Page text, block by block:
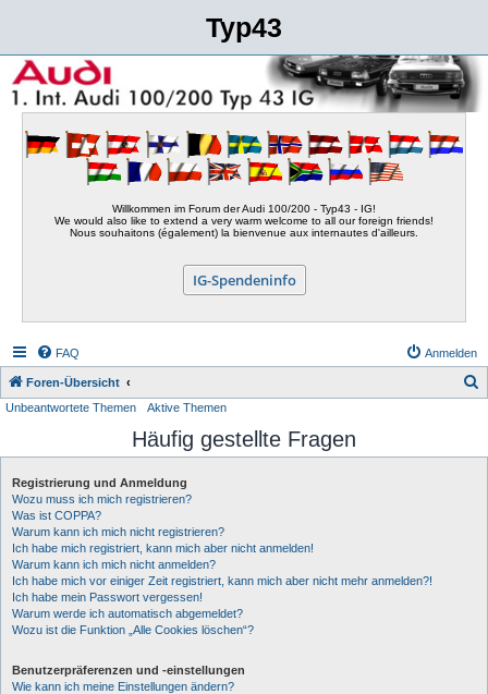
Typ43
Willkommen im Forum der Audi 100/200 - Typ43 - IG!
We would also like to extend a very warm welcome to all our foreign friends!
Nous souhaitons (également) la bienvenue aux internautes d'ailleurs.
IG-Spendeninfo
FAQ Anmelden
Foren-Übersicht
h
Unbeantwortete Themen Aktive Themen
Häufig gestellte Fragen
Registrierung und Anmeldung
Wozu muss ich mich registrieren?
Was ist COPPA?
Warum kann ich mich nicht registrieren?
Ich habe mich registriert, kann mich aber nicht anmelden!
Warum kann ich mich nicht anmelden?
Ich habe mich vor einiger Zeit registriert, kann mich aber nicht mehr anmelden?!
Ich habe mein Passwort vergessen!
Warum werde ich automatisch abgemeldet?
Wozu ist die Funktion „Alle Cookies löschen“?
Benutzerpräferenzen und -einstellungen
Wie kann ich meine Einstellungen ändern?